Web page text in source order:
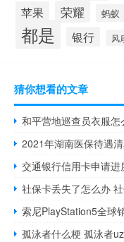
苹果 荣耀 蚂蚁
都是 银行 风
猜你想看的文章
和平营地巡查员衣服
2021年湖南医保待遇
交通银行信用卡申请进
社保卡丢失了怎么办
索尼PlayStation5全球
孤泳者什么梗 孤泳者